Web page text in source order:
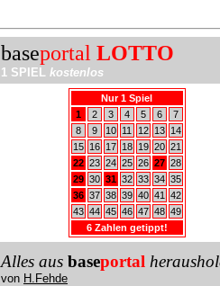
baseportal LOTTO
1 SPIEL kostenlos
Nur 1 Spiel
1
2 3 4 5 6
7
8
9 10 11 12 13
14
15
16 17 18 19 20 21
22 23 24 25 26 27 28
29 30 31 32 33 34 35
36 37 38 39 40 41
42
43 44 45 46 47 48 49
6 Zahlen getippt!
Alles aus baseportal
von H.Fehde